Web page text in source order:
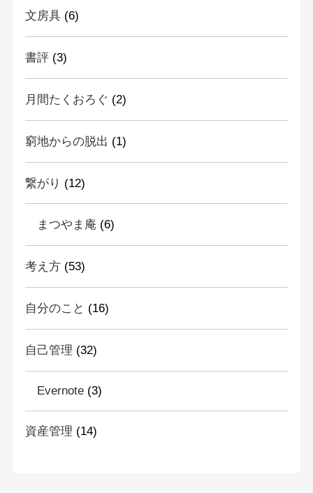
文房具(6)
書評(3)
月間たくおろぐ (2)
窮地からの脱出 (1)
繋がり (12)
まつやま庵 (6)
考え方(53)
自分のこと (16)
自己管理 (32)
Evernote(3)
資産管理 (14)